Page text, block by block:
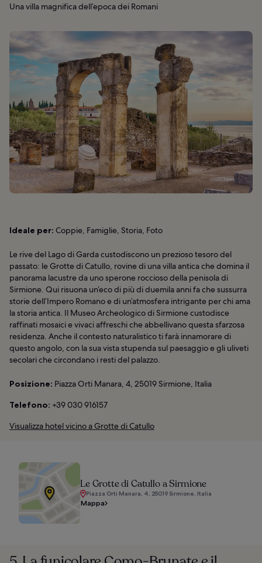
Una villa magnifica dell’epoca dei Romani
Ideale per: Coppie, Famiglie, Storia, Foto
Le rive del Lago di Garda custodiscono un prezioso tesoro del
passato: le Grotte di Catullo, rovine di una villa antica che domina il
panorama lacustre da uno sperone roccioso della penisola di
Sirmione. Qui risuona un’eco di più di duemila anni fa che sussurra
storie dell’Impero Romano e di un’atmosfera intrigante per chi ama
la storia antica. Il Museo Archeologico di Sirmione custodisce
raffinati mosaici e vivaci affreschi che abbellivano questa sfarzosa
residenza. Anche il contesto naturalistico ti farà innamorare di
questo angolo, con la sua vista stupenda sul paesaggio e gli uliveti
secolari che circondano i resti del palazzo.
Posizione: Piazza Orti Manara, 4, 25019 Sirmione, Italia
Telefono: +39 030 916157
Visualizza hotel vicino a Grotte di Catullo
Le Grotte di Catullo a Sirmione
Piazza Orti Manara, 4, 25019 Sirmione, Italia
Mappa